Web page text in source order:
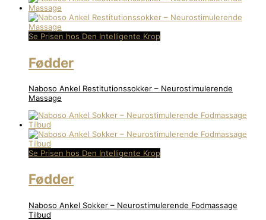
Se Prisen hos Den Intelligente Krop
Fødder
Naboso Ankel Restitutionssokker – Neurostimulerende
Massage
Se Prisen hos Den Intelligente Krop
Fødder
Naboso Ankel Sokker – Neurostimulerende Fodmassage
Tilbud